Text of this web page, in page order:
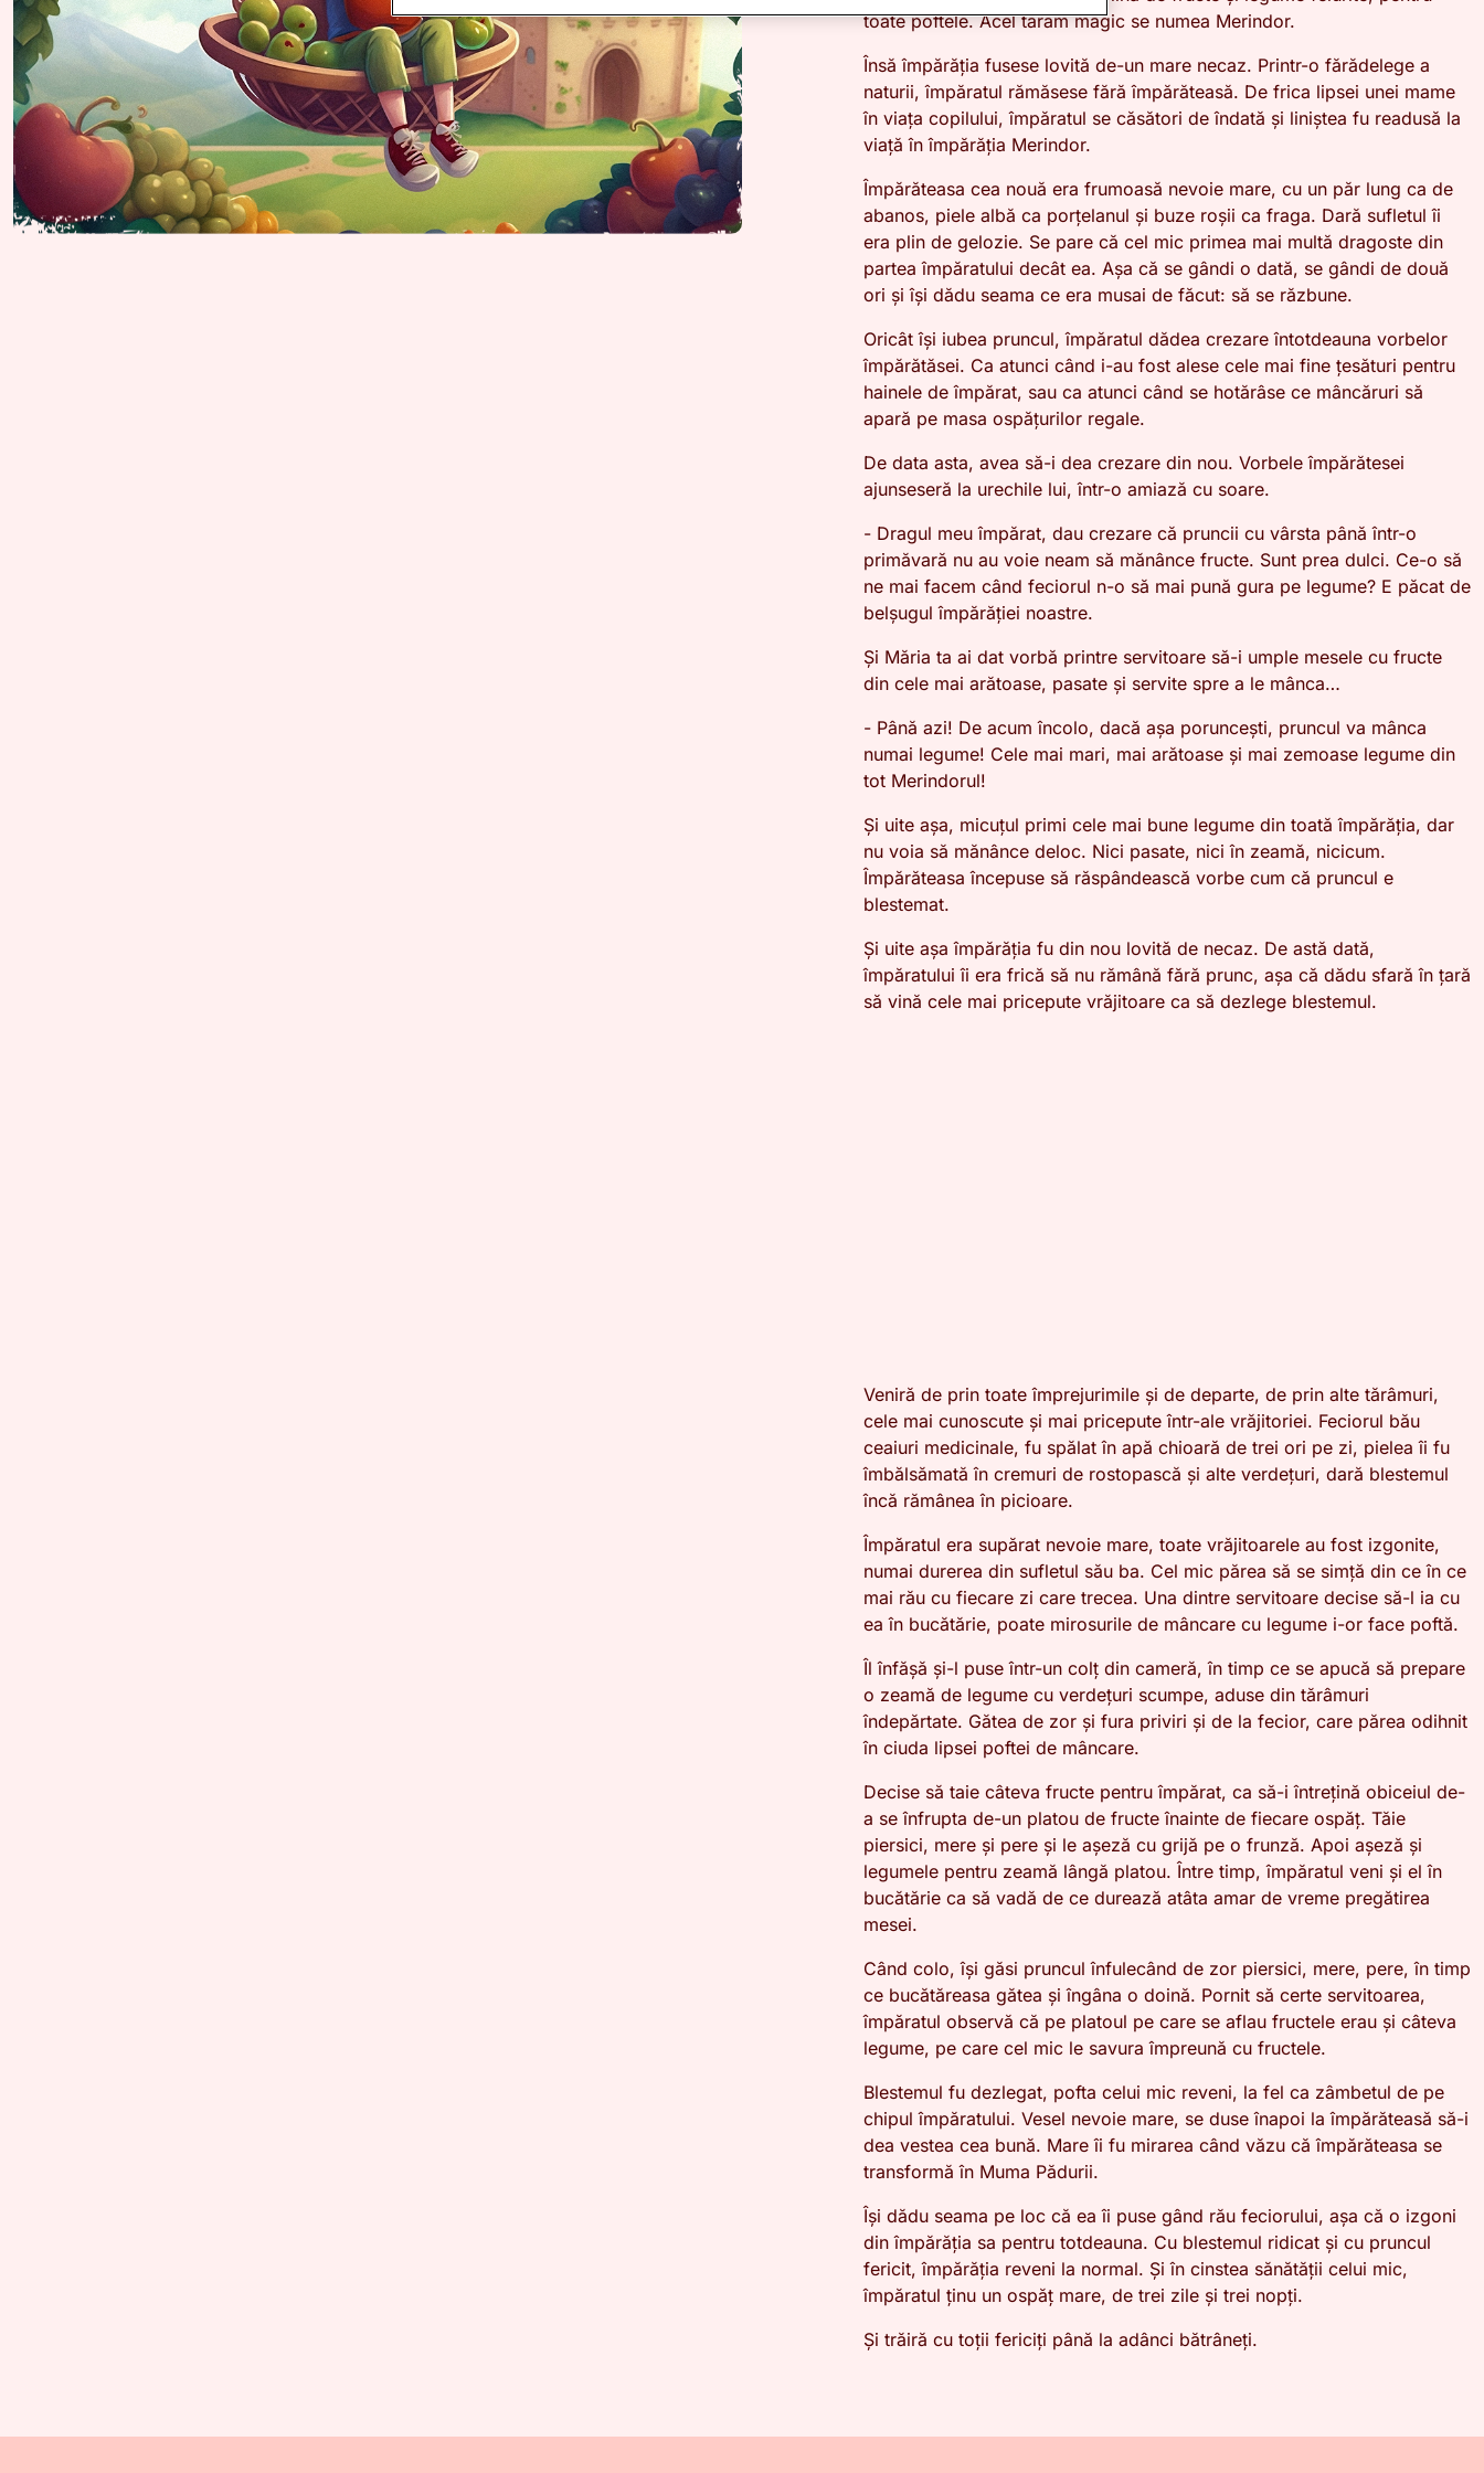
toate poftele. Acel tărâm magic se numea Merindor.
Însă împărăția fusese lovită de-un mare necaz. Printr-o fărădelege a
naturii, împăratul rămăsese fără împărăteasă. De frica lipsei unei mame
în viața copilului, împăratul se căsători de îndată și liniștea fu readusă la
viață în împărăția Merindor.
Împărăteasa cea nouă era frumoasă nevoie mare, cu un păr lung ca de
abanos, piele albă ca porțelanul și buze roșii ca fraga. Dară sufletul îi
era plin de gelozie. Se pare că cel mic primea mai multă dragoste din
partea împăratului decât ea. Așa că se gândi o dată, se gândi de două
ori și își dădu seama ce era musai de făcut: să se răzbune.
Oricât își iubea pruncul, împăratul dădea crezare întotdeauna vorbelor
împărătăsei. Ca atunci când i-au fost alese cele mai fine țesături pentru
hainele de împărat, sau ca atunci când se hotărâse ce mâncăruri să
apară pe masa ospățurilor regale.
De data asta, avea să-i dea crezare din nou. Vorbele împărătesei
ajunseseră la urechile lui, într-o amiază cu soare.
- Dragul meu împărat, dau crezare că pruncii cu vârsta până într-o
primăvară nu au voie neam să mănânce fructe. Sunt prea dulci. Ce-o să
ne mai facem când feciorul n-o să mai pună gura pe legume? E păcat de
belșugul împărăției noastre.
Și Măria ta ai dat vorbă printre servitoare să-i umple mesele cu fructe
din cele mai arătoase, pasate și servite spre a le mânca…
- Până azi! De acum încolo, dacă așa poruncești, pruncul va mânca
numai legume! Cele mai mari, mai arătoase și mai zemoase legume din
tot Merindorul!
Și uite așa, micuțul primi cele mai bune legume din toată împărăția, dar
nu voia să mănânce deloc. Nici pasate, nici în zeamă, nicicum.
Împărăteasa începuse să răspândească vorbe cum că pruncul e
blestemat.
Și uite așa împărăția fu din nou lovită de necaz. De astă dată,
împăratului îi era frică să nu rămână fără prunc, așa că dădu sfară în țară
să vină cele mai pricepute vrăjitoare ca să dezlege blestemul.
Veniră de prin toate împrejurimile și de departe, de prin alte tărâmuri,
cele mai cunoscute și mai pricepute într-ale vrăjitoriei. Feciorul bău
ceaiuri medicinale, fu spălat în apă chioară de trei ori pe zi, pielea îi fu
îmbălsămată în cremuri de rostopască și alte verdețuri, dară blestemul
încă rămânea în picioare.
Împăratul era supărat nevoie mare, toate vrăjitoarele au fost izgonite,
numai durerea din sufletul său ba. Cel mic părea să se simță din ce în ce
mai rău cu fiecare zi care trecea. Una dintre servitoare decise să-l ia cu
ea în bucătărie, poate mirosurile de mâncare cu legume i-or face poftă.
Îl înfășă și-l puse într-un colț din cameră, în timp ce se apucă să prepare
o zeamă de legume cu verdețuri scumpe, aduse din tărâmuri
îndepărtate. Gătea de zor și fura priviri și de la fecior, care părea odihnit
în ciuda lipsei poftei de mâncare.
Decise să taie câteva fructe pentru împărat, ca să-i întrețină obiceiul de-
a se înfrupta de-un platou de fructe înainte de fiecare ospăț. Tăie
piersici, mere și pere și le așeză cu grijă pe o frunză. Apoi așeză și
legumele pentru zeamă lângă platou. Între timp, împăratul veni și el în
bucătărie ca să vadă de ce durează atâta amar de vreme pregătirea
mesei.
Când colo, își găsi pruncul înfulecând de zor piersici, mere, pere, în timp
ce bucătăreasa gătea și îngâna o doină. Pornit să certe servitoarea,
împăratul observă că pe platoul pe care se aflau fructele erau și câteva
legume, pe care cel mic le savura împreună cu fructele.
Blestemul fu dezlegat, pofta celui mic reveni, la fel ca zâmbetul de pe
chipul împăratului. Vesel nevoie mare, se duse înapoi la împărăteasă să-i
dea vestea cea bună. Mare îi fu mirarea când văzu că împărăteasa se
transformă în Muma Pădurii.
Își dădu seama pe loc că ea îi puse gând rău feciorului, așa că o izgoni
din împărăția sa pentru totdeauna. Cu blestemul ridicat și cu pruncul
fericit, împărăția reveni la normal. Și în cinstea sănătății celui mic,
împăratul ținu un ospăț mare, de trei zile și trei nopți.
Și trăiră cu toții fericiți până la adânci bătrâneți.